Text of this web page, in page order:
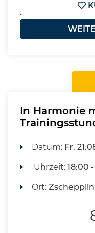
In Harmonie
Datum: Fr.
Uhrzeit:18:00
Ort: